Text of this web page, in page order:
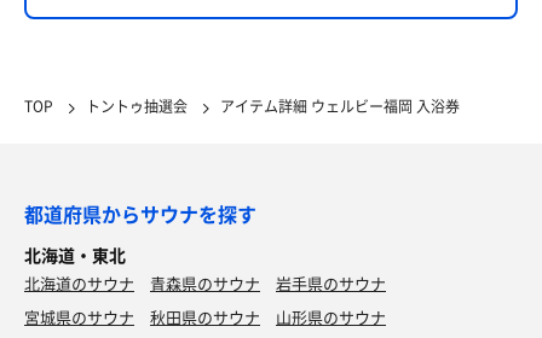
TOP トントゥ抽選会 アイテム詳細 ウェルビー福岡 入浴券
都道府県からサウナを探す
北海道・東北
北海道のサウナ 青森県のサウナ
岩手県のサウナ
宮城県のサウナ
秋田県のサウナ
山形県のサウナ